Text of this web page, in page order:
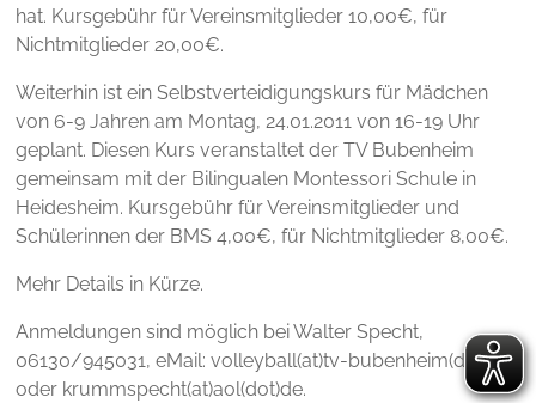
hat. Kursgebühr für Vereinsmitglieder 10,00€, für
Nichtmitglieder 20,00€.
Weiterhin ist ein Selbstverteidigungskurs für Mädchen
von 6-9 Jahren am Montag, 24.01.2011 von 16-19 Uhr
geplant. Diesen Kurs veranstaltet der TV Bubenheim
gemeinsam mit der Bilingualen Montessori Schule in
Heidesheim. Kursgebühr für Vereinsmitglieder und
Schülerinnen der BMS 4,00€, für Nichtmitglieder 8,00€.
Mehr Details in Kürze.
Anmeldungen sind möglich bei Walter Specht,
06130/945031, eMail: volleyball(at)tv-bubenheim(dot)de
oder krummspecht(at)aol(dot)de.